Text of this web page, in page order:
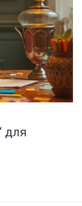
для